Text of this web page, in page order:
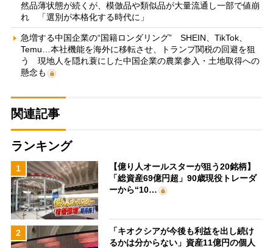
然品薄状態が続くが、模倣品や類似品が大量流通し一部で値崩
れ 「選別が本格化する時代に」
急増する中国企業の“国籍ロンダリング” SHEIN、TikTok、
Temu…本社機能を海外に移転させ、トランプ関税の回避を狙
う 現地人を隠れ蓑にした中国企業の農業参入・土地取得への
懸念も
関連記事
ランキング
1
【億り人オールスターが狙う20銘柄】
「総資産69億円超」90歳現役トレーダ
ーから“10…
2
「キオクシアが今後も利益を出し続け
るかは分からない」資産11億円の個人